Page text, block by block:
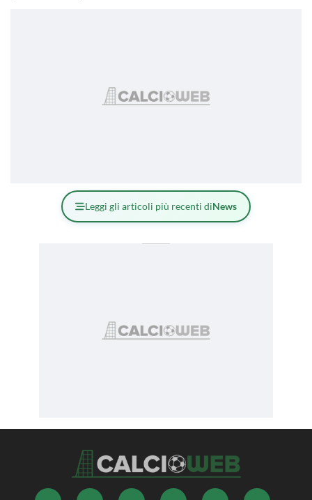
Leggi gli articoli più recenti diNews